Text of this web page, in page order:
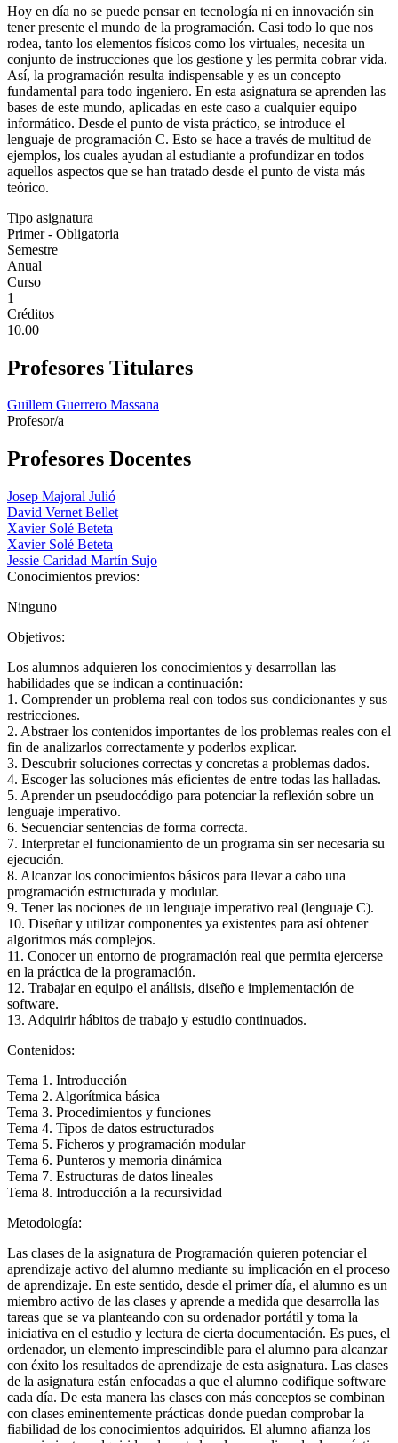
Hoy en día no se puede pensar en tecnología ni en innovación sin
tener presente el mundo de la programación. Casi todo lo que nos
rodea, tanto los elementos físicos como los virtuales, necesita un
conjunto de instrucciones que los gestione y les permita cobrar vida.
Así, la programación resulta indispensable y es un concepto
fundamental para todo ingeniero. En esta asignatura se aprenden las
bases de este mundo, aplicadas en este caso a cualquier equipo
informático. Desde el punto de vista práctico, se introduce el
lenguaje de programación C. Esto se hace a través de multitud de
ejemplos, los cuales ayudan al estudiante a profundizar en todos
aquellos aspectos que se han tratado desde el punto de vista más
teórico.
Tipo asignatura
Primer - Obligatoria
Semestre
Anual
Curso
1
Créditos
10.00
Profesores Titulares
Guillem Guerrero Massana
Profesor/a
Profesores Docentes
Josep Majoral Julió
David Vernet Bellet
Xavier Solé Beteta
Xavier Solé Beteta
Jessie Caridad Martín Sujo
Conocimientos previos:
Ninguno
Objetivos:
Los alumnos adquieren los conocimientos y desarrollan las
habilidades que se indican a continuación:
1. Comprender un problema real con todos sus condicionantes y sus
restricciones.
2. Abstraer los contenidos importantes de los problemas reales con el
fin de analizarlos correctamente y poderlos explicar.
3. Descubrir soluciones correctas y concretas a problemas dados.
4. Escoger las soluciones más eficientes de entre todas las halladas.
5. Aprender un pseudocódigo para potenciar la reflexión sobre un
lenguaje imperativo.
6. Secuenciar sentencias de forma correcta.
7. Interpretar el funcionamiento de un programa sin ser necesaria su
ejecución.
8. Alcanzar los conocimientos básicos para llevar a cabo una
programación estructurada y modular.
9. Tener las nociones de un lenguaje imperativo real (lenguaje C).
10. Diseñar y utilizar componentes ya existentes para así obtener
algoritmos más complejos.
11. Conocer un entorno de programación real que permita ejercerse
en la práctica de la programación.
12. Trabajar en equipo el análisis, diseño e implementación de
software.
13. Adquirir hábitos de trabajo y estudio continuados.
Contenidos:
Tema 1. Introducción
Tema 2. Algorítmica básica
Tema 3. Procedimientos y funciones
Tema 4. Tipos de datos estructurados
Tema 5. Ficheros y programación modular
Tema 6. Punteros y memoria dinámica
Tema 7. Estructuras de datos lineales
Tema 8. Introducción a la recursividad
Metodología:
Las clases de la asignatura de Programación quieren potenciar el
aprendizaje activo del alumno mediante su implicación en el proceso
de aprendizaje. En este sentido, desde el primer día, el alumno es un
miembro activo de las clases y aprende a medida que desarrolla las
tareas que se va planteando con su ordenador portátil y toma la
iniciativa en el estudio y lectura de cierta documentación. Es pues, el
ordenador, un elemento imprescindible para el alumno para alcanzar
con éxito los resultados de aprendizaje de esta asignatura. Las clases
de la asignatura están enfocadas a que el alumno codifique software
cada día. De esta manera las clases con más conceptos se combinan
con clases eminentemente prácticas donde puedan comprobar la
fiabilidad de los conocimientos adquiridos. El alumno afianza los